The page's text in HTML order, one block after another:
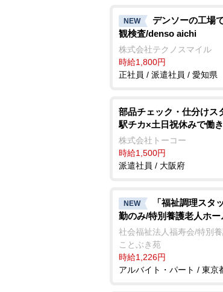
NEW
デンソーの工場
観検査/denso aichi
株式会社テクノスマイル
時給1,800円
正社員 / 派遣社員 / 愛知県
部品チェック・仕分けス
駅チカ×土日祝休みで働
株式会社トーコー
時給1,500円
派遣社員 / 大阪府
NEW
「福祉調理スタ
勤のみ/特別養護老人ホー
社会福祉法人福寿会/特別
ことぶき苑
時給1,226円
アルバイト・パート / 東京